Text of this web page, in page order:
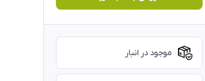
موجود در انبار